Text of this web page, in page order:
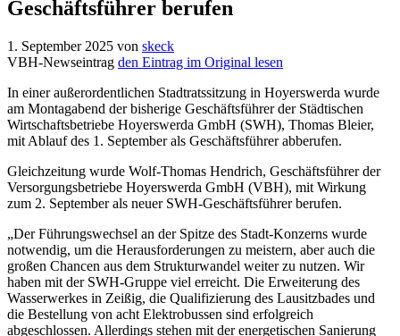
Geschäftsführer berufen
1. September 2025 von skeck
VBH-Newseintrag den Eintrag im Original lesen
In einer außerordentlichen Stadtratssitzung in Hoyerswerda wurde
am Montagabend der bisherige Geschäftsführer der Städtischen
Wirtschaftsbetriebe Hoyerswerda GmbH (SWH), Thomas Bleier,
mit Ablauf des 1. September als Geschäftsführer abberufen.
Gleichzeitung wurde Wolf-Thomas Hendrich, Geschäftsführer der
Versorgungsbetriebe Hoyerswerda GmbH (VBH), mit Wirkung
zum 2. September als neuer SWH-Geschäftsführer berufen.
„Der Führungswechsel an der Spitze des Stadt-Konzerns wurde
notwendig, um die Herausforderungen zu meistern, aber auch die
großen Chancen aus dem Strukturwandel weiter zu nutzen. Wir
haben mit der SWH-Gruppe viel erreicht. Die Erweiterung des
Wasserwerkes in Zeißig, die Qualifizierung des Lausitzbades und
die Bestellung von acht Elektrobussen sind erfolgreich
abgeschlossen. Allerdings stehen mit der energetischen Sanierung